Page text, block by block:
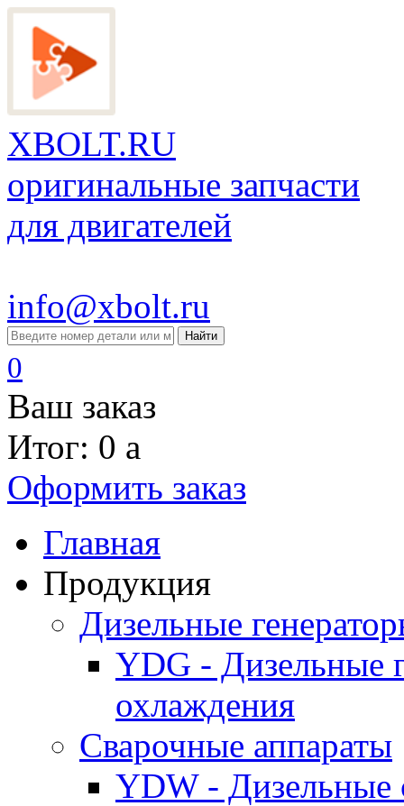
XBOLT.RU
оригинальные запчасти
для двигателей
info@xbolt.ru
Найти
0
Ваш заказ
Итог: 0 a
Оформить заказ
Главная
Продукция
Дизельные
YDG - Дизельные
охлаждения
Cварочные аппараты
YDW - Дизельные